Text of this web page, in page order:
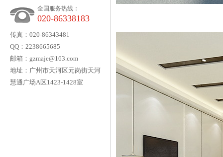
全国服务热线：
020-86338183
传真：020-86343481
QQ：2238665685
邮箱：gzmaje@163.com
地址：广州市天河区元岗街天河
慧通广场A区1423-1428室